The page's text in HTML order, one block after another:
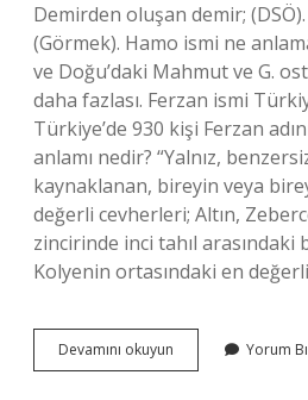
Demirden oluşan demir;
(Görmek). Hamo ismi ne
ve Doğu’daki Mahmut ve G.
daha fazlası. Ferzan ismi
Türkiye’de 930 kişi Ferzan
anlamı nedir? “Yalnız,
kaynaklanan, bireyin veya
değerli cevherleri; Altın,
zincirinde inci tahıl arasındaki
Kolyenin ortasındaki en
Devamını okuyun
Ismi
Yorum